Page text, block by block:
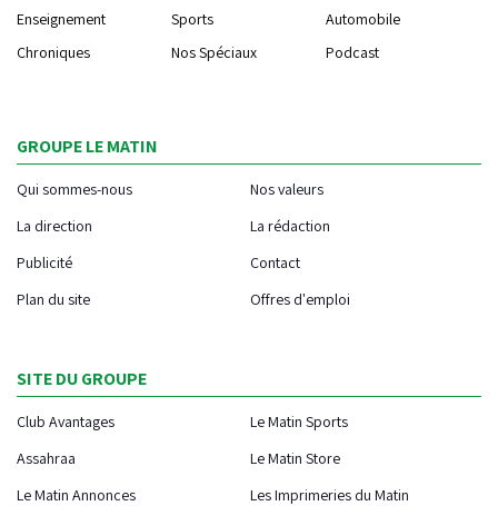
Enseignement
Sports
Automobile
Chroniques
Nos Spéciaux Podcast
GROUPE LE MATIN
Qui sommes-nous
Nos valeurs
La direction
La rédaction
Publicité
Contact
Plan du site
Offres d'emploi
SITE DU GROUPE
Club Avantages
Le Matin Sports
Assahraa
Le Matin Store
Le Matin Annonces
Les Imprimeries du Matin